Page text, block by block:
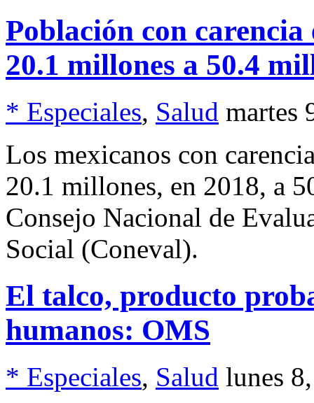
Población con carencia
20.1 millones a 50.4
* Especiales, Salud martes
Los mexicanos con
20.1 millones, en 2018, a
Consejo Nacional de
Social (Coneval).
El talco, producto
humanos: OMS
* Especiales, Salud lunes